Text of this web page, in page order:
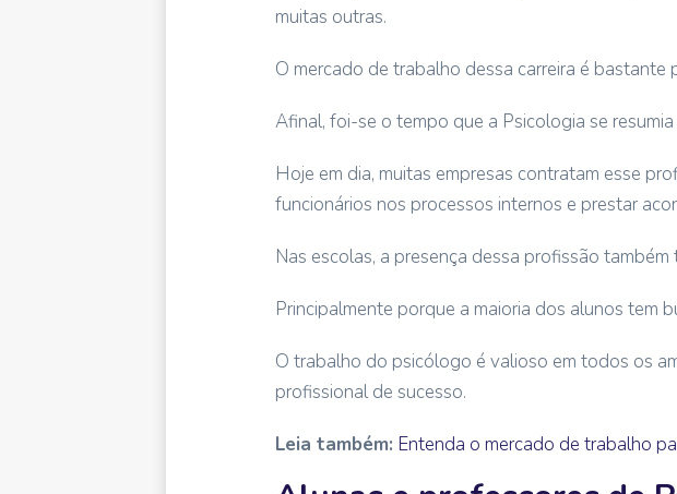
muitas outras.
O mercado de trabalho dessa carreira é bastante
Afinal, foi-se o tempo que a Psicologia se
Hoje em dia, muitas empresas contratam esse
funcionários nos processos internos e prestar
Nas escolas, a presença dessa profissão
Principalmente porque a maioria dos alunos tem
O trabalho do psicólogo é valioso em todos os
profissional de sucesso.
Leia também: Entenda o mercado de trabalho